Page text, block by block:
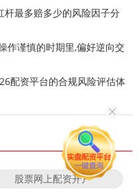
最多赔多少的风险因子分
作谨慎的时期里,偏好逆向交
配资平台的合规风险评估体
股票网上配资开户